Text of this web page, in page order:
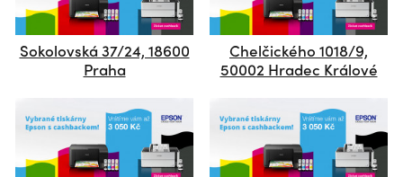
Sokolovská 37/24, 18600
Praha
Chelčického 1018/9,
50002 Hradec Králové